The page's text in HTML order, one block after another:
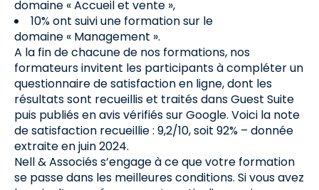
domaine « Accueil et vente »,
10% ont suivi une formation sur le
domaine « Management ».
A la fin de chacune de nos formations, nos
formateurs invitent les participants à compléter un
questionnaire de satisfaction en ligne, dont les
résultats sont recueillis et traités dans Guest Suite
puis publiés en avis vérifiés sur Google. Voici la note
de satisfaction recueillie : 9,2/10, soit 92% – donnée
extraite en juin 2024.
Nell & Associés s’engage à ce que votre formation
se passe dans les meilleures conditions. Si vous avez